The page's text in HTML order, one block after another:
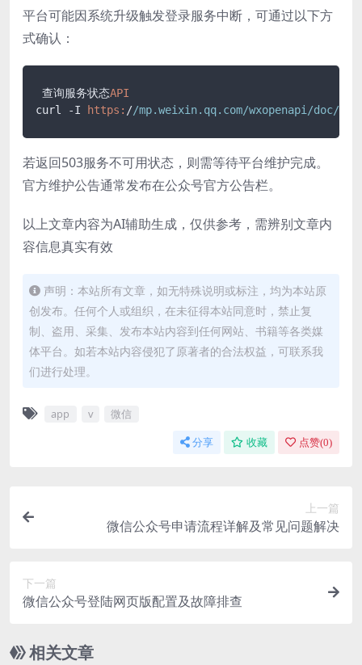
平台可能因系统升级触发登录服务中断，可通过以下方
式确认：
查询服务状态API
curl -I
https: //mp.weixin.qq.com/wxopenapi /doc/
若返回503服务不可用状态，则需等待平台维护完成。
官方维护公告通常发布在公众号官方公告栏。
以上文章内容为AI辅助生成，仅供参考，需辨别文章内
容信息真实有效
声明：本站所有文章，如无特殊说明或标注，均为本站原
创发布。任何个人或组织，在未征得本站同意时，禁止复
制、盗用、采集、发布本站内容到任何网站、书籍等各类媒
体平台。如若本站内容侵犯了原著者的合法权益，可联系我
们进行处理。
app v 微信
分享 收藏 点赞(0)
上一篇
微信公众号申请流程详解及常见问题解决
下一篇
微信公众号登陆网页版配置及故障排查
相关文章